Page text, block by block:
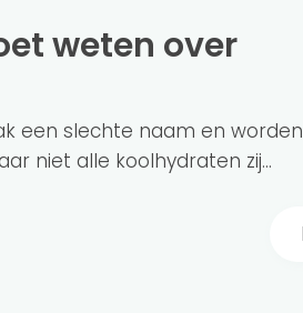
een slechte naam en
niet alle koolhydraten zij...